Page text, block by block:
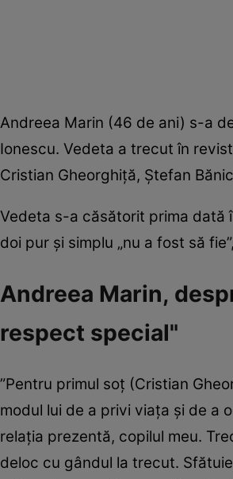
Andreea Marin (46 de ani) s-a
Ionescu. Vedeta a trecut în
Cristian Gheorghiță, Ștefan
Vedeta s-a căsătorit prima dată
doi pur și simplu „nu a fost să
Andreea Marin,
respect special"
”Pentru primul soț (Cristian
modul lui de a privi viața și de a
relația prezentă, copilul meu.
deloc cu gândul la trecut.